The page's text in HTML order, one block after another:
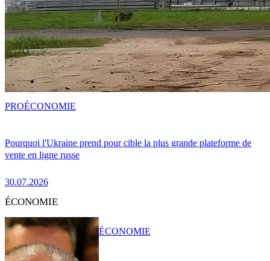
Pourquoi l'Ukraine prend pour cible la plus grande plateforme de
vente en ligne russe
30.07.2026
PROÉCONOMIE
ÉCONOMIE
ÉCONOMIE